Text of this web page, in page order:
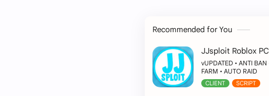
Recommended for You
JJsploit Roblox PC
vUPDATED • ANTI
FARM • AUTO RAID
CLIENT SCRIPT